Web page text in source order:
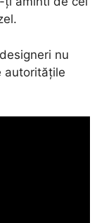
nu
autorităţile